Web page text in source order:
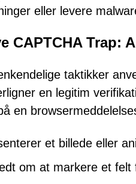
eller levere
CAPTCHA Trap:
taktikker
en legitim
en
et billede eller
om at markere et